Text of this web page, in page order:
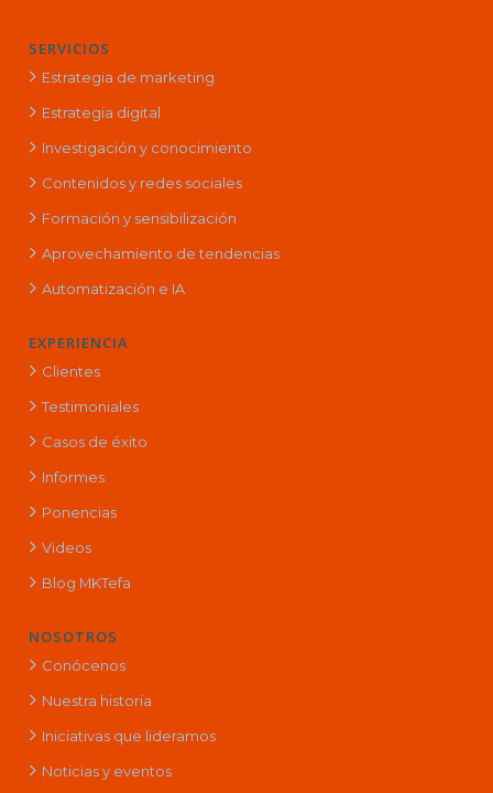
SERVICIOS
Estrategia de marketing
Estrategia digital
Investigación y conocimiento
Contenidos y redes sociales
Formación y sensibilización
Aprovechamiento de tendencias
Automatización e IA
EXPERIENCIA
Clientes
Testimoniales
Casos de éxito
Informes
Ponencias
Videos
Blog MKTefa
NOSOTROS
Conócenos
Nuestra historia
Iniciativas que lideramos
Noticias y eventos